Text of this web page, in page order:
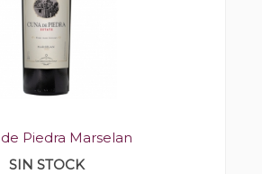
Piedra Marselan
SIN STOCK